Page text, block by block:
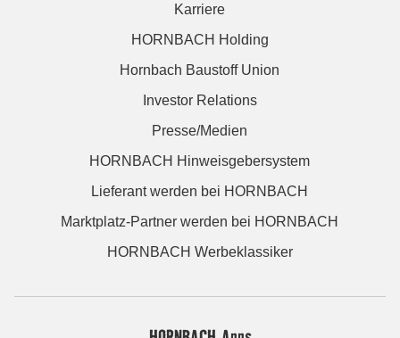
Karriere
HORNBACH Holding
Hornbach Baustoff Union
Investor Relations
Presse/Medien
HORNBACH Hinweisgebersystem
Lieferant werden bei HORNBACH
Marktplatz-Partner werden bei HORNBACH
HORNBACH Werbeklassiker